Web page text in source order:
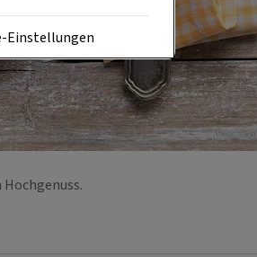
Foto:
Einstellungen